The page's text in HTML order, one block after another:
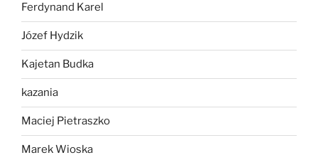
Ferdynand Karel
Józef Hydzik
Kajetan Budka
kazania
Maciej Pietraszko
Marek Wioska